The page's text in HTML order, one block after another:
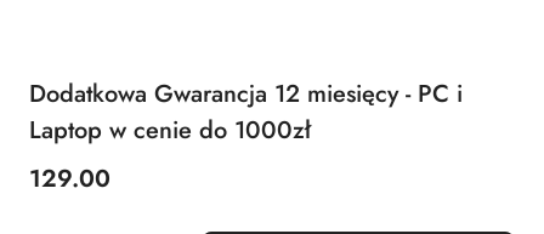
Dodatkowa Gwarancja 12 miesięcy - PC i
Laptop w cenie do 1000zł
Cena:
129.00